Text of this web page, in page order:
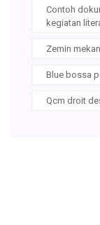
Contoh
kegiatan
Zemin
Blue bossa
Qcm droit